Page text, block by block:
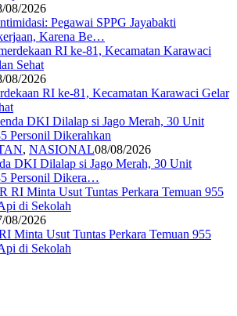
08/2026
Pegawai SPPG Jayabakti
Karena Be…
08/2026
RI ke-81, Kecamatan Karawaci Gelar
, NASIONAL08/08/2026
DKI Dilalap si Jago Merah, 30 Unit
Personil Dikera…
08/2026
Minta Usut Tuntas Perkara Temuan 955
di Sekolah